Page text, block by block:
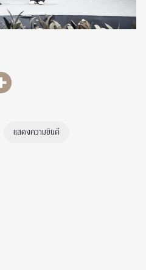
แสดงความยินดี